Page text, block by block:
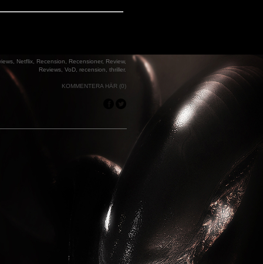
Netflix Recension Recensioner, Review,
Reviews VoD recension thriller.
KOMMENTERA HÄR (0)